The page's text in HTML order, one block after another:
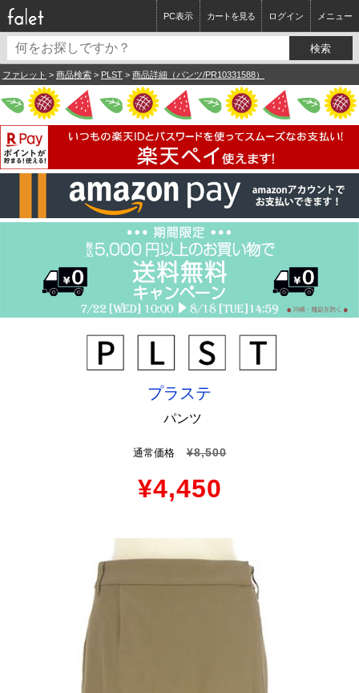
ログイン メニュー
カートを見る
PC表示
ファレット > 商品検索 > PLST > 商品詳細（パンツ/PR10331588）
プラステ
パンツ
通常価格 ¥8,500
¥4,450